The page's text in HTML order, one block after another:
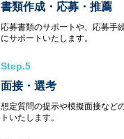
書類作成・応募・推薦
応募書類のサポートや、応募手
にサポートいたします。
Step.5
面接・選考
想定質問の提示や模擬面接など
トいたします。